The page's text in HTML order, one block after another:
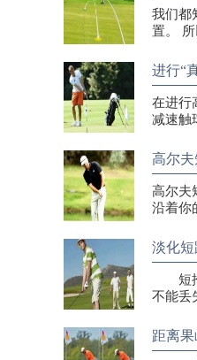
我们都
置。
进行“
在进行
减速触
高尔
高尔夫
沿着你
淡化
短推
不能
距离